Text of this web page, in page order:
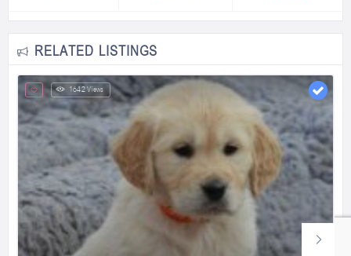
RELATED LISTINGS
1642 Views